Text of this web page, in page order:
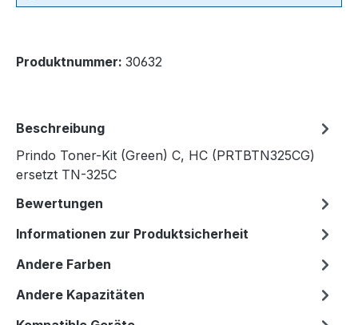
Produktnummer: 30632
Beschreibung
Prindo Toner-Kit (Green) C, HC (PRTBTN325CG)
ersetzt TN-325C
Bewertungen
Informationen zur Produktsicherheit
Andere Farben
Andere Kapazitäten